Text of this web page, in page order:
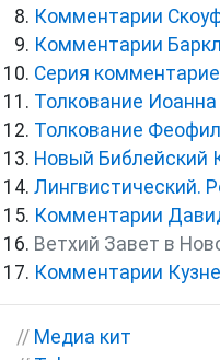
Комментарии
Комментарии
Серия
Толкование
Толкование
Новый Библейский
Лингвистический.
Комментарии
Ветхий Завет в
Комментарии
// Медиа кит